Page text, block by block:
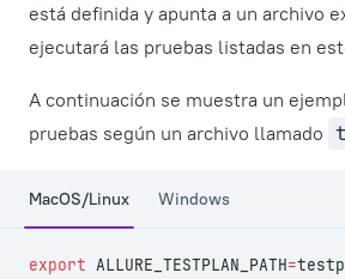
está definida y apunta a un archivo
ejecutará las pruebas listadas en
A continuación se muestra un
pruebas según un archivo llamado
MacOS/Linux Windows
export ALLURE_TESTPLAN_PATH=